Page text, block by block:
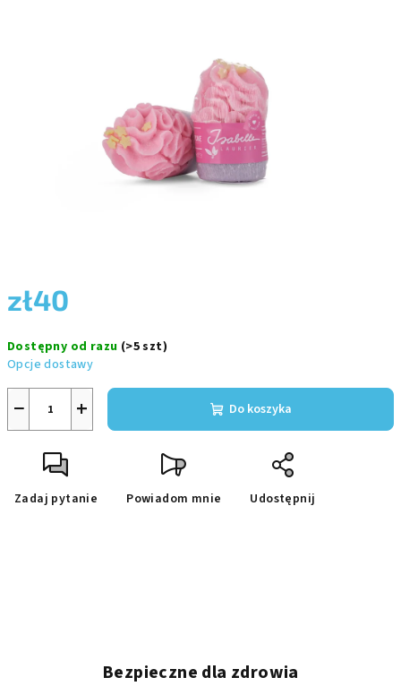
zł40
jednostkowa:
Dostępny od razu (>5 szt)
Opcje dostawy
+
− Do koszyka
Zadaj pytanie Powiadom mnie Udostępnij
Bezpieczne dla zdrowia